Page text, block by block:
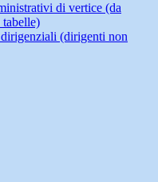
di vertice (da
(dirigenti non